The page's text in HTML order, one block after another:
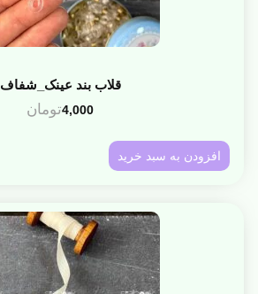
قلاب بند عینک_شفاف
4,000تومان
افزودن به سبد خرید